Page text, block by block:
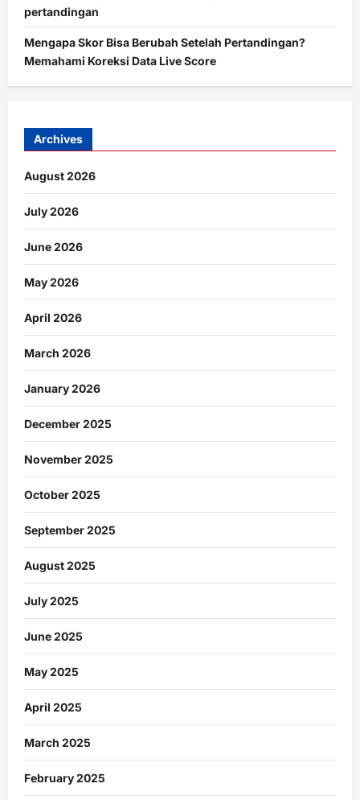
pertandingan
Mengapa Skor Bisa Berubah Setelah Pertandingan?
Memahami Koreksi Data Live Score
Archives
August 2026
July 2026
June 2026
May 2026
April 2026
March 2026
January 2026
December 2025
November 2025
October 2025
September 2025
August 2025
July 2025
June 2025
May 2025
April 2025
March 2025
February 2025